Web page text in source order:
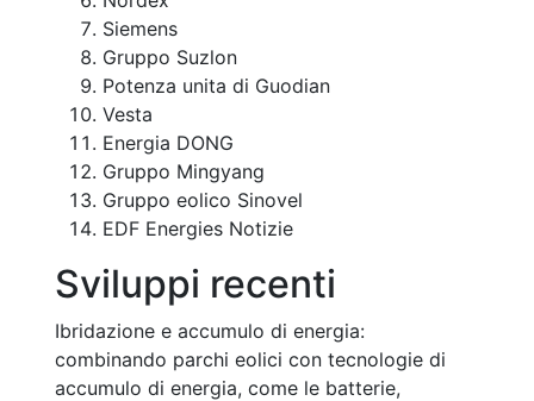
Siemens
Gruppo Suzlon
Potenza unita di Guodian
Vesta
Energia DONG
Gruppo Mingyang
Gruppo eolico Sinovel
EDF Energies Notizie
Sviluppi recenti
Ibridazione e accumulo di energia:
combinando parchi eolici con tecnologie di
accumulo di energia, come le batterie,